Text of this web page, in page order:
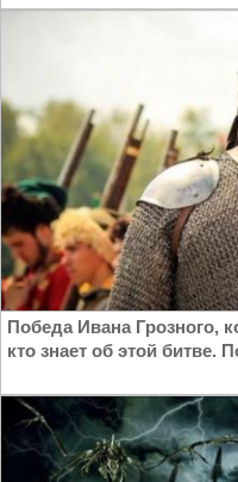
Победа Ивана Грозного,
кто знает об этой битве.